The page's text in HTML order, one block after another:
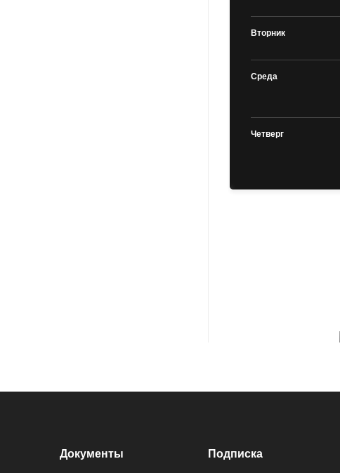
Вторник
Среда
Четверг
Документы Подписка